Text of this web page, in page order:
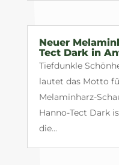
Neuer
Tect Dark in
Tiefdunkle
lautet das Motto
Melaminharz-
Hanno-Tect Dark
die...